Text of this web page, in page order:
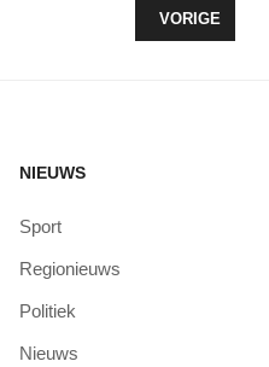
VORIG
VORIGE
NIEUWS
Sport
Regionieuws
Politiek
Nieuws